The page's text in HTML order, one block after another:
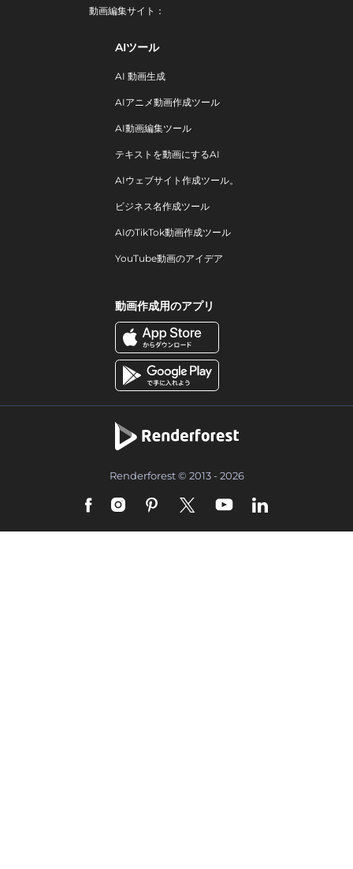
動画編集サイト：
AIツール
AI 動画生成
AIアニメ動画作成ツール
AI動画編集ツール
テキストを動画にするAI
AIウェブサイト作成ツール。
ビジネス名作成ツール
AIのTikTok動画作成ツール
YouTube動画のアイデア
動画作成用のアプリ
Renderforest © 2013 - 2026